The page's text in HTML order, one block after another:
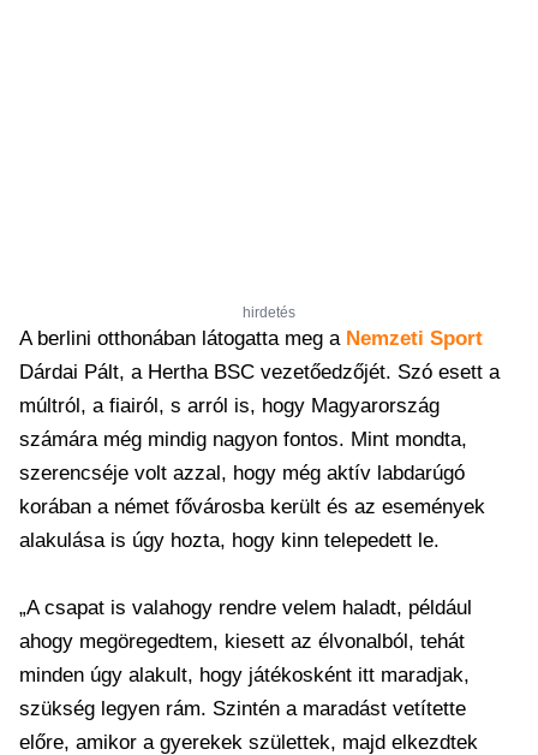
hirdetés
A berlini otthonában látogatta meg a Nemzeti Sport
Dárdai Pált, a Hertha BSC vezetőedzőjét. Szó esett a
múltról, a fiairól, s arról is, hogy Magyarország
számára még mindig nagyon fontos. Mint mondta,
szerencséje volt azzal, hogy még aktív labdarúgó
korában a német fővárosba került és az események
alakulása is úgy hozta, hogy kinn telepedett le.
„A csapat is valahogy rendre velem haladt, például
ahogy megöregedtem, kiesett az élvonalból, tehát
minden úgy alakult, hogy játékosként itt maradjak,
szükség legyen rám. Szintén a maradást vetítette
előre, amikor a gyerekek születtek, majd elkezdtek